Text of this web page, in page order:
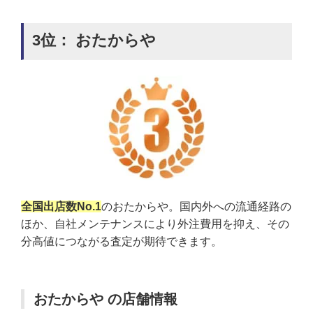
3位： おたからや
全国出店数No.1のおたからや。国内外への流通経路の
ほか、自社メンテナンスにより外注費用を抑え、その
分高値につながる査定が期待できます。
おたからや の店舗情報